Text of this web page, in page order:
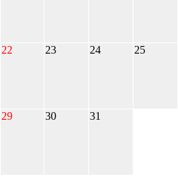
22 23 24 25
29 30 31